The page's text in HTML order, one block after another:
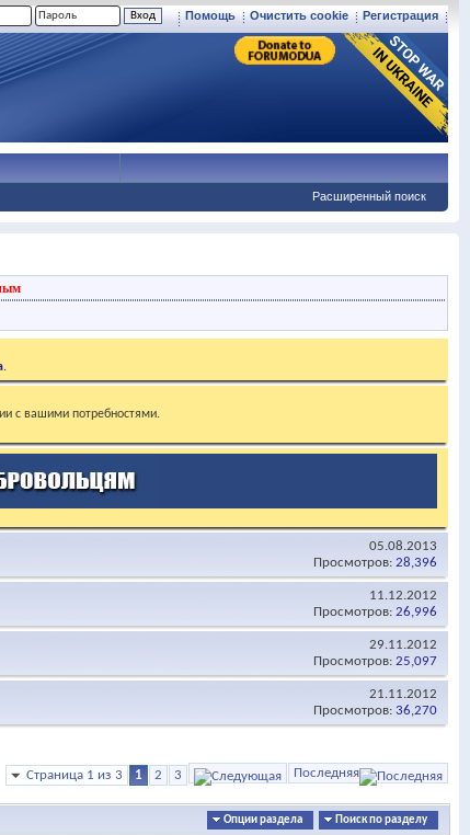
Регистрация
Очистить cookie
Помощь
Расширенный поиск
.
с вашими потребностями.
05.08.2013
Просмотров: 28,396
11.12.2012
Просмотров: 26,996
29.11.2012
Просмотров: 25,097
21.11.2012
Просмотров: 36,270
Страница 1 из 3 1 2 3 Последняя
Опции раздела Поиск по разделу